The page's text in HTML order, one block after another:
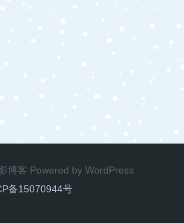
博客 Powered by WordPress
备15070944号